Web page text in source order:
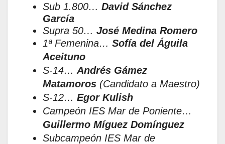
Sub 1.800… David Sánchez
García
Supra 50… José Medina Romero
1ª Femenina… Sofía del Águila
Aceituno
S-14… Andrés Gámez
Matamoros (Candidato a Maestro)
S-12… Egor Kulish
Campeón IES Mar de Poniente…
Guillermo Míguez Domínguez
Subcampeón IES Mar de